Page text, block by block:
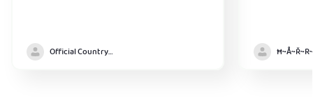
Official Country model